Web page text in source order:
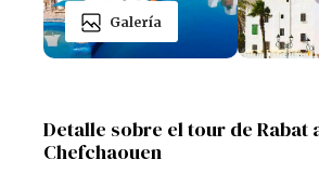
Galería
Detalle sobre el tour de Rabat
Chefchaouen